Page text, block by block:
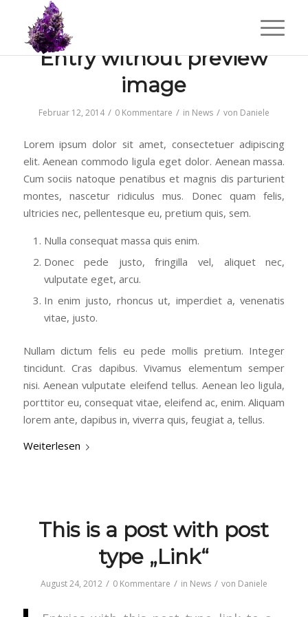
Entry without preview
image
Februar 12, 2014 / 0 Kommentare / in News / von Daniele
Lorem ipsum dolor sit amet, consectetuer adipiscing
elit. Aenean commodo ligula eget dolor. Aenean massa.
Cum sociis natoque penatibus et magnis dis parturient
montes, nascetur ridiculus mus. Donec quam felis,
ultricies nec, pellentesque eu, pretium quis, sem.
Nulla consequat massa quis enim.
Donec pede justo, fringilla vel, aliquet nec,
vulputate eget, arcu.
In enim justo, rhoncus ut, imperdiet a, venenatis
vitae, justo.
Nullam dictum felis eu pede mollis pretium. Integer
tincidunt. Cras dapibus. Vivamus elementum semper
nisi. Aenean vulputate eleifend tellus. Aenean leo ligula,
porttitor eu, consequat vitae, eleifend ac, enim. Aliquam
lorem ante, dapibus in, viverra quis, feugiat a, tellus.
Weiterlesen
This is a post with post
type „Link“
August 24, 2012 / 0 Kommentare / in News / von Daniele